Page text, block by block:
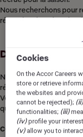
Nous recherchons pour
réceptionniste de nuit, 2
Description du
Nous recherchons pour
réceptionniste de nuit
Vendredi et Samedi).
quelqu’un cherchant un
CONTRAT ETUDIANT
Cookies
On the Accor Careers
store or retrieve
the websites and
cannot be rejected);
functionalities; (iii)
(iv)profile your
(v)allow you to